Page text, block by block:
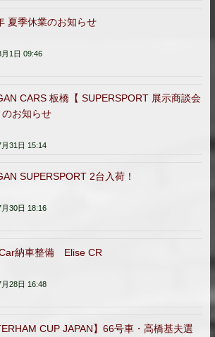
夏季休業のお知らせ
1日 09:46
CARS 板橋【 SUPERSPORT 展示商談会
のお知らせ
31日 15:14
SUPERSPORT 2台入荷！
30日 18:16
納車整備 Elise CR
28日 16:48
CUP JAPAN】66号車・高橋基夫選